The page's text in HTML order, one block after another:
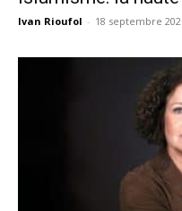
Ivan Rioufol - 18 septembre